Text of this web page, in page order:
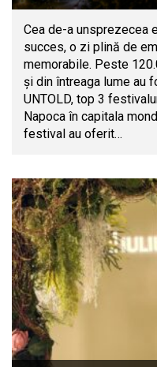
Cea de-a unsprezecea
succes, o zi plină de
memorabile. Peste
și din întreaga lume au
UNTOLD, top 3
Napoca în capitala
festival au oferit…